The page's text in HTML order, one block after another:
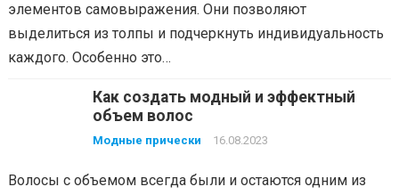
элементов самовыражения. Они позволяют
выделиться из толпы и подчеркнуть индивидуальность
каждого. Особенно это…
Как создать модный и эффектный
объем волос
Модные прически 16.08.2023
Волосы с объемом всегда были и остаются одним из